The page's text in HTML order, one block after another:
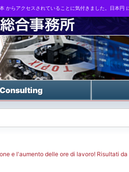
matching and M&A in Japan
e l'aumento delle ore di lavoro! Risultati
からアクセスされていることに気付きました。日本円